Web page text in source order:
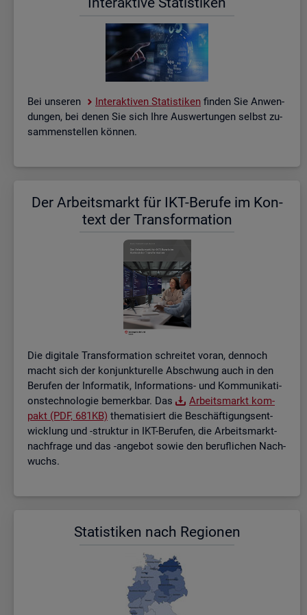
Bei un­se­ren In­ter­ak­ti­ven Sta­tis­ti­ken fin­den Sie An­wen­
dun­gen, bei denen Sie sich Ihre Aus­wer­tun­gen selbst zu­
sam­men­stel­len kön­nen.
Der Ar­beits­markt für IKT-Be­ru­fe im Kon­
text der Trans­for­ma­ti­on
Die di­gi­ta­le Trans­for­ma­ti­on schrei­tet voran, den­noch
macht sich der kon­junk­tu­rel­le Ab­schwung auch in den
Be­ru­fen der In­for­ma­tik, In­for­ma­ti­ons- und Kom­mu­ni­ka­ti­
ons­tech­no­lo­gie be­merk­bar. Das
Ar­beits­markt kom­
pakt (PDF, 681KB) the­ma­ti­siert die Be­schäf­ti­gungs­ent­
wick­lung und -struk­tur in IKT-Be­ru­fen, die Ar­beits­markt­
nach­fra­ge und das -an­ge­bot sowie den be­ruf­li­chen Nach­
wuchs.
Sta­tis­ti­ken nach Re­gio­nen